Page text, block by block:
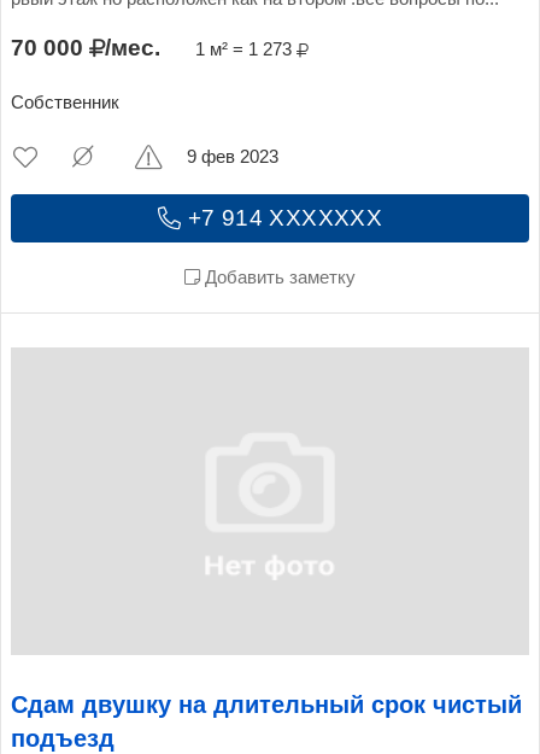
70 000 /мес. 1 м² = 1 273
Собственник
+7 914 XXXXXXX
Добавить заметку
9 фев 2023
Сдам двушку на длительный срок чистый
подъезд